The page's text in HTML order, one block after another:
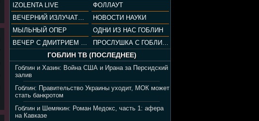
IZOLENTA LIVE
ФОЛЛАУТ
ВЕЧЕРНИЙ ИЗЛУЧАТЕЛЬ
НОВОСТИ НАУКИ
МЫЛЬНЫЙ ОПЕР
ОДНИ ИЗ НАС ГОБЛИН
ВЕЧЕР С ДМИТРИЕМ ПУЧКОВЫМ
ПРОСЛУШКА С ГОБЛИНОМ
ГОБЛИН ТВ (ПОСЛЕДНЕЕ)
Гоблин и Хазин: Война США и Ирана за Персидский
залив
Гоблин: Правительство Украины уходит, МОК может
стать банкротом
Гоблин и Шемякин: Роман Медокс, часть 1: афера
на Кавказе